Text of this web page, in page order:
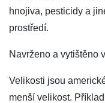
hnojiva, pesticidy a
prostředí.
Navrženo a vytištěno
Velikosti jsou
menší velikost.